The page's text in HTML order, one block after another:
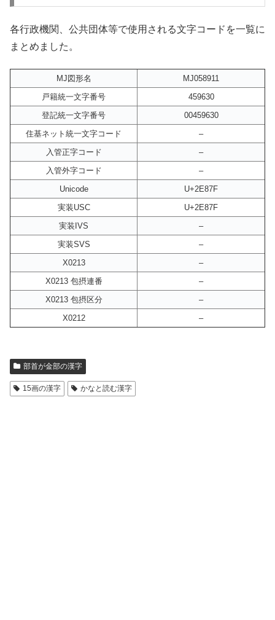
各行政機関、公共団体等で使用される文字コードを一覧に
まとめました。
MJ図形名
MJ058911
戸籍統一文字番号
459630
登記統一文字番号
00459630
住基ネット統一文字コード
–
入管正字コード
–
入管外字コード
–
Unicode
U+2E87F
実装USC
U+2E87F
実装IVS
–
実装SVS
–
X0213
–
X0213 包摂連番
–
X0213 包摂区分
–
X0212
–
部首が金部の漢字
15画の漢字 かなと読む漢字